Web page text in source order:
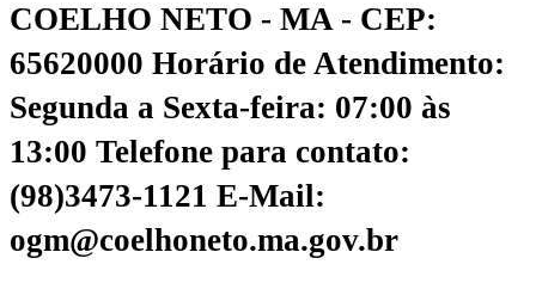
COELHO NETO - MA - CEP:
65620000 Horário de Atendimento:
Segunda a Sexta-feira: 07:00 às
13:00 Telefone para contato:
(98)3473-1121 E-Mail:
ogm@coelhoneto.ma.gov.br